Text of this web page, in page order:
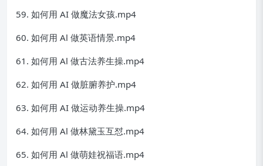
59. 如何用 AI 做魔法女孩.mp4
60. 如何用 Al 做英语情景.mp4
61. 如何用 Al 做古法养生操.mp4
62. 如何用 AI 做脏腑养护.mp4
63. 如何用 AI 做运动养生操.mp4
64. 如何用 Al 做林黛玉互怼.mp4
65. 如何用 Al 做萌娃祝福语.mp4